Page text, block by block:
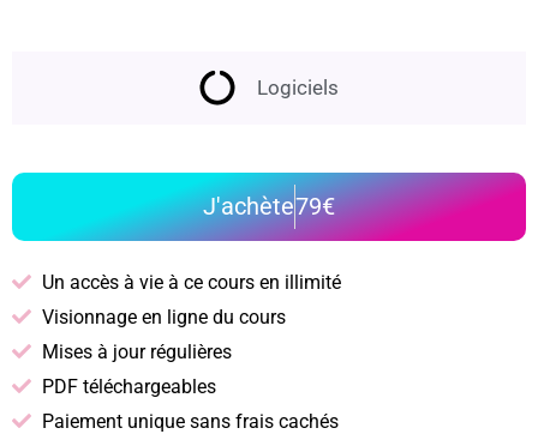
Logiciels
J'achète79€
Un accès à vie à ce cours en illimité
Visionnage en ligne du cours
Mises à jour régulières
PDF téléchargeables
Paiement unique sans frais cachés